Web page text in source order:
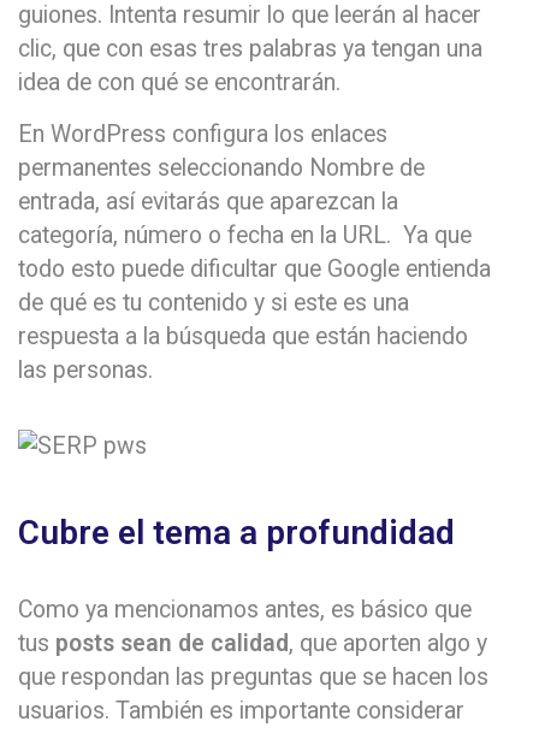
guiones. Intenta resumir lo que leerán al hacer
clic, que con esas tres palabras ya tengan una
idea de con qué se encontrarán.
En WordPress configura los enlaces
permanentes seleccionando Nombre de
entrada, así evitarás que aparezcan la
categoría, número o fecha en la URL. Ya que
todo esto puede dificultar que Google entienda
de qué es tu contenido y si este es una
respuesta a la búsqueda que están haciendo
las personas.
Cubre el tema a profundidad
Como ya mencionamos antes, es básico que
tus posts sean de calidad, que aporten algo y
que respondan las preguntas que se hacen los
usuarios. También es importante considerar